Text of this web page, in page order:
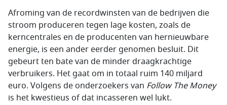
Afroming van de recordwinsten van de bedrijven die
stroom produceren tegen lage kosten, zoals de
kerncentrales en de producenten van hernieuwbare
energie, is een ander eerder genomen besluit. Dit
gebeurt ten bate van de minder draagkrachtige
verbruikers. Het gaat om in totaal ruim 140 miljard
euro. Volgens de onderzoekers van Follow The Money
is het kwestieus of dat incasseren wel lukt.